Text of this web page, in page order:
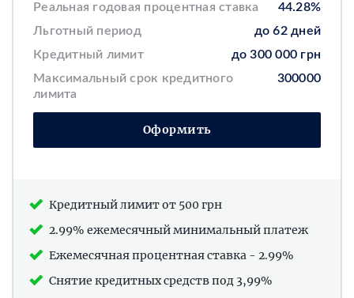
Реальная годовая процентная ставка
44.28%
Льготный период
до 62 дней
Кредитный лимит
до 300 000 грн
Максимальный срок кредитного
лимита
300000
Оформить
Кредитный лимит от 500 грн
2.99% ежемесячный минимальный платеж
Ежемесячная процентная ставка - 2.99%
Снятие кредитных средств под 3,99%